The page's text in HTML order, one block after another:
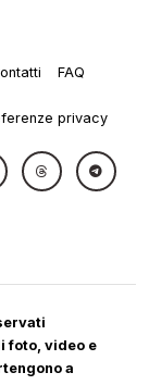
FAQ
privacy
foto, video e
a